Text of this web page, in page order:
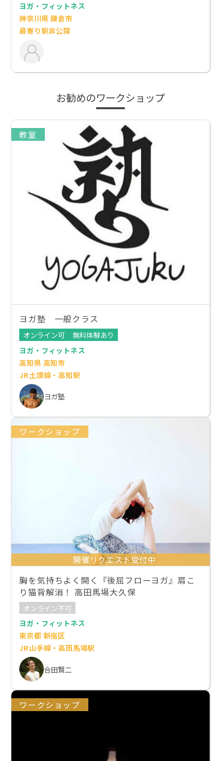
ヨガ・フィットネス
神奈川県 鎌倉市
最寄り駅非公開
お勧めのワークショップ
教室
ヨガ塾 一般クラス
オンライン可
無料体験あり
ヨガ・フィットネス
高知県 高知市
JR土讃線・高知駅
ヨガ塾
ワークショップ
開催リクエスト受付中
胸を気持ちよく開く『後屈フローヨガ』肩こ
り猫背解消！ 高田馬場大久保
オンライン不可
ヨガ・フィットネス
東京都 新宿区
JR山手線・高田馬場駅
合田賢二
ワークショップ